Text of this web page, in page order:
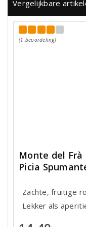
Vergelijkbare
(1 beoordeling)
Monte del
Picia
Zachte, fruitige
Lekker als